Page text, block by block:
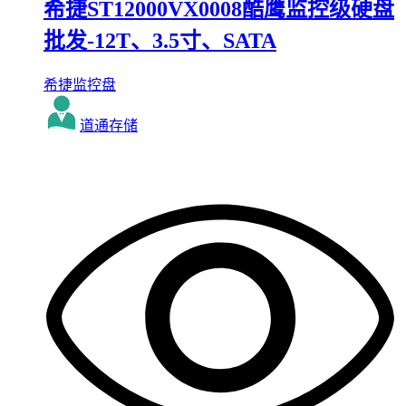
希捷ST12000VX0008酷鹰监控级硬盘
批发-12T、3.5寸、SATA
希捷监控盘
道通存储